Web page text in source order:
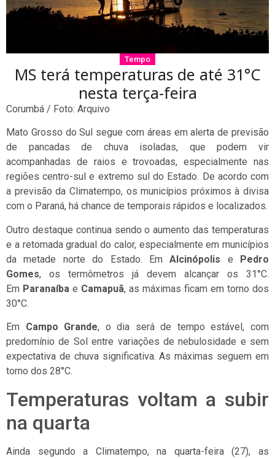
Tempo
MS terá temperaturas de até 31°C
nesta terça-feira
Corumbá / Foto: Arquivo
Mato Grosso do Sul segue com áreas em alerta de previsão
de pancadas de chuva isoladas, que podem vir
acompanhadas de raios e trovoadas, especialmente nas
regiões centro-sul e extremo sul do Estado. De acordo com
a previsão da Climatempo, os municípios próximos à divisa
com o Paraná, há chance de temporais rápidos e localizados.
Outro destaque continua sendo o aumento das temperaturas
e a retomada gradual do calor, especialmente em municípios
da metade norte do Estado. EmAlcinópolis e Pedro
Gomes, os termômetros já devem alcançar os 31°C.
Em Paranaíba e Camapuã, as máximas ficam em torno dos
30°C.
Em Campo Grande, o dia será de tempo estável, com
predomínio de Sol entre variações de nebulosidade e sem
expectativa de chuva significativa. As máximas seguem em
torno dos 28°C.
Temperaturas voltam a subir
na quarta
Ainda segundo a Climatempo, na quarta-feira (27), as